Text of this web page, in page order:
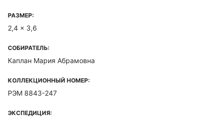
РАЗМЕР:
2,4 x 3,6
СОБИРАТЕЛЬ:
Каплан Мария Абрамовна
КОЛЛЕКЦИОННЫЙ НОМЕР:
РЭМ 8843-247
ЭКСПЕДИЦИЯ: